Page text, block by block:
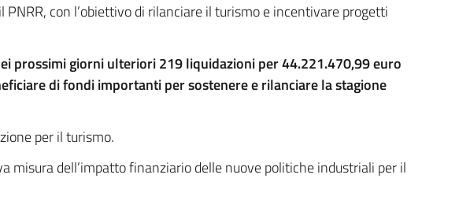
con l’obiettivo di rilanciare il turismo e incentivare progetti
prossimi giorni ulteriori 219 liquidazioni per 44.221.470,99 euro
di fondi importanti per sostenere e rilanciare la stagione
per il turismo.
dell’impatto finanziario delle nuove politiche industriali per il